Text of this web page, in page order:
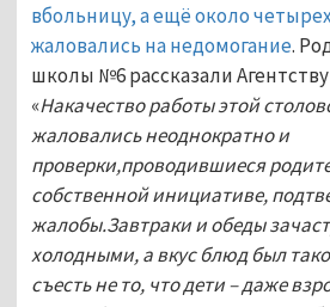
вбольницу, а ещё около
жаловались на недомогание.
школы №6 рассказали
«Накачество работы этой
жаловались неоднократно и
проверки,проводившиеся
собственной инициативе,
жалобы.Завтраки и обеды
холодными, а вкус блюд был
съесть не то, что дети – даже